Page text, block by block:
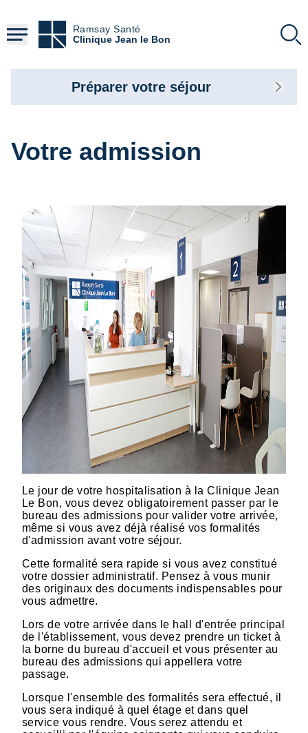
contenu
principal
Ramsay Santé
Clinique Jean le Bon
Votre admission
Le jour de votre hospitalisation à la Clinique Jean
Le Bon, vous devez obligatoirement passer par le
bureau des admissions pour valider votre arrivée,
même si vous avez déjà réalisé vos formalités
d'admission avant votre séjour.
Cette formalité sera rapide si vous avez constitué
votre dossier administratif. Pensez à vous munir
des originaux des documents indispensables pour
vous admettre.
Lors de votre arrivée dans le hall d'entrée principal
de l'établissement, vous devez prendre un ticket à
la borne du bureau d'accueil et vous présenter au
bureau des admissions qui appellera votre
passage.
Lorsque l'ensemble des formalités sera effectué, il
vous sera indiqué à quel étage et dans quel
service vous rendre. Vous serez attendu et
Préparer votre séjour